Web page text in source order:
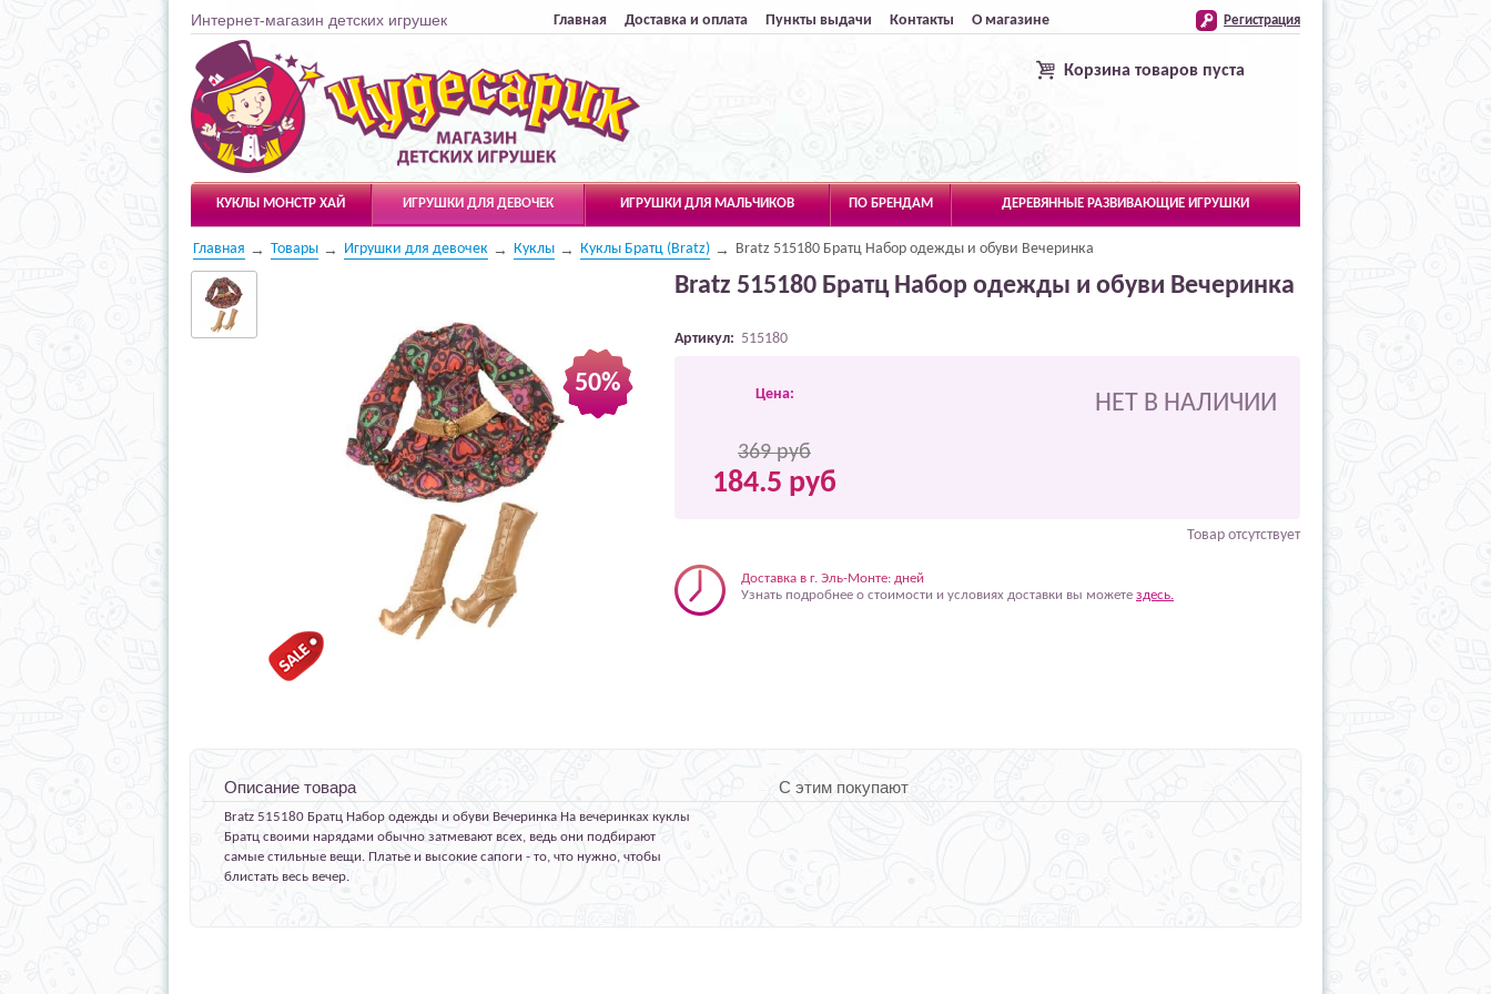
Интернет-магазин детских игрушек Главная Доставка и оплата Пункты выдачи Контакты О магазине Регистрация
Чудесарик
Корзина товаров пуста
КУКЛЫ МОНСТР ХАЙ ИГРУШКИ ДЛЯ ДЕВОЧЕК ИГРУШКИ ДЛЯ МАЛЬЧИКОВ ПО БРЕНДАМ ДЕРЕВЯННЫЕ РАЗВИВАЮЩИЕ ИГРУШКИ
Главная Товары Игрушки для девочек Куклы Куклы Братц (Bratz) Bratz 515180 Братц Набор одежды и обуви Вечеринка
50%
Bratz 515180 Братц Набор одежды и обуви Вечеринка
Артикул: 515180
НЕТ В НАЛИЧИИ
Цена:
369 руб
184.5 руб
Товар отсутствует
Доставка в г. Эль-Монте: дней
Узнать подробнее о стоимости и условиях доставки вы можете здесь.
Описание товара С этим покупают
Bratz 515180 Братц Набор одежды и обуви Вечеринка На вечеринках куклы
Братц своими нарядами обычно затмевают всех, ведь они подбирают
самые стильные вещи. Платье и высокие сапоги - то, что нужно, чтобы
блистать весь вечер.